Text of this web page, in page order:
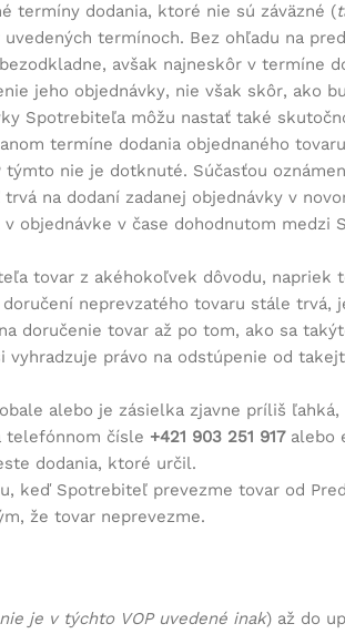
termíny dodania, ktoré nie sú záväzné (
termínoch. Bez ohľadu na
avšak najneskôr v termíne
jeho objednávky, nie však skôr, ako
Spotrebiteľa môžu nastať také
termíne dodania objednaného
nie je dotknuté. Súčasťou
na dodaní zadanej objednávky v
objednávke v čase dohodnutom
tovar z akéhokoľvek dôvodu,
neprevzatého tovaru stále
doručenie tovar až po tom, ako sa
právo na odstúpenie od
alebo je zásielka zjavne príliš
telefónnom čísle +421 903 251 917 alebo
dodania, ktoré určil.
keď Spotrebiteľ prevezme tovar od
že tovar neprevezme.
je v týchto VOP uvedené inak) až do